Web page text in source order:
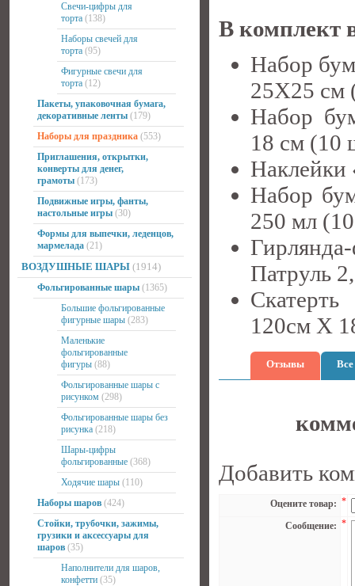
Свечи-цифры для
торта (138)
Наборы свечей для
торта (95)
Фигурные свечи для
торта (12)
Пакеты, упаковочная бумага,
декоративные ленты (179)
Наборы для праздника (553)
Приглашения, открытки,
конверты для денег,
грамоты (173)
Подвижные игры, фанты,
настольные игры (30)
Формы для выпечки, леденцов,
мармелада (21)
ВОЗДУШНЫЕ ШАРЫ (1914)
Фольгированные шары (1365)
Большие фольгированные
фигурные шары (283)
Маленькие
фольгированные
фигуры (88)
Фольгированные шары с
рисунком (298)
Фольгированные шары без
рисунка (218)
Шары-цифры
фольгированные (368)
Ходячие шары (110)
Наборы шаров (424)
Стойки, трубочки, зажимы,
грузики и аксессуары для
шаров (35)
Наполнители для шаров,
конфетти (35)
В комплект
Набор
25Х25 см
Набор
18 см (10
Набор
250 мл
Патруль
120см X
Отзывы
Добавить
Оцените товар: *
Сообщение: *